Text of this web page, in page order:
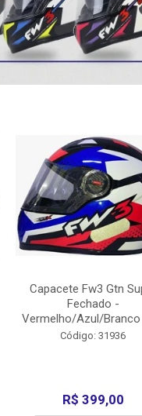
Capacete Fw3 Gtn
Fechado -
Vermelho/Azul/
Código: 31936
R$ 399,00